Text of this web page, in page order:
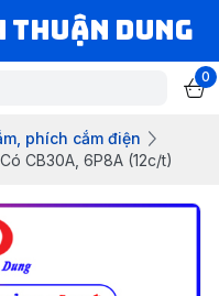
DUNG
0
phích cắm điện
CB30A, 6P8A (12c/t)